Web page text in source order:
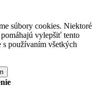
súbory cookies. Niektoré
vylepšiť tento
používaním všetkých